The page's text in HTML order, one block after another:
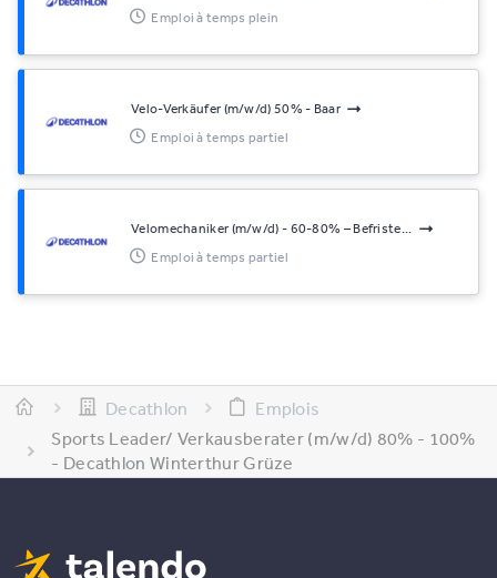
Emploi à temps plein
Velo-Verkäufer (m/w/d) 50% - Baar
Emploi à temps partiel
Velomechaniker (m/w/d) - 60-80% – Befriste...
Emploi à temps partiel
Decathlon
Emplois
Sports Leader/ Verkausberater (m/w/d) 80% - 100%
- Decathlon Winterthur Grüze